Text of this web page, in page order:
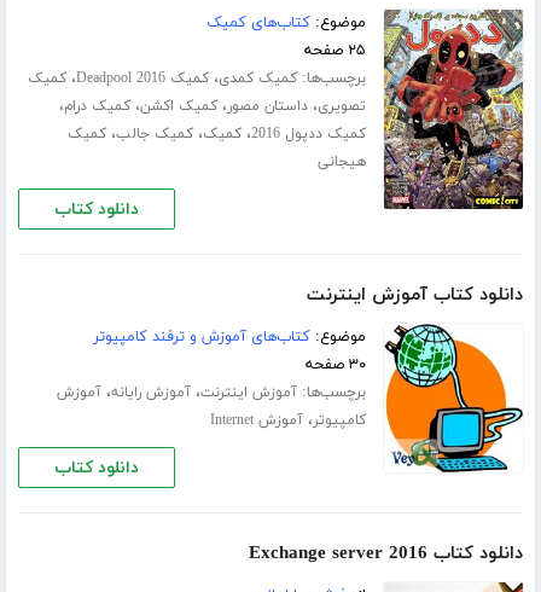
موضوع:کتاب‌های کمیک
۲۵ صفحه
برچسب‌ها:کمیک کمدی،کمیک Deadpool 2016 ،کمیک
تصویری،داستان مصور،کمیک اکشن،کمیک درام،
کمیک ددپول 2016 ،کمیک،کمیک جالب،کمیک
هیجانی
دانلود کتاب
دانلود کتاب آموزش اینترنت
موضوع:کتاب‌های آموزش و ترفند کامپیوتر
۳۰ صفحه
برچسب‌ها:آموزش اینترنت،آموزش رایانه،آموزش
کامپیوتر،آموزش Internet
دانلود کتاب
دانلود کتاب Exchange server 2016